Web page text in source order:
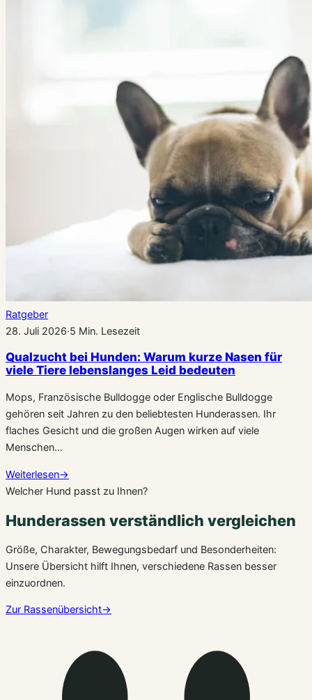
Ratgeber
28. Juli 2026·5 Min. Lesezeit
Qualzucht bei Hunden: Warum kurze Nasen für
viele Tiere lebenslanges Leid bedeuten
Mops, Französische Bulldogge oder Englische Bulldogge
gehören seit Jahren zu den beliebtesten Hunderassen. Ihr
flaches Gesicht und die großen Augen wirken auf viele
Menschen…
Weiterlesen→
Welcher Hund passt zu Ihnen?
Hunderassen verständlich vergleichen
Größe, Charakter, Bewegungsbedarf und Besonderheiten:
Unsere Übersicht hilft Ihnen, verschiedene Rassen besser
einzuordnen.
Zur Rassenübersicht→